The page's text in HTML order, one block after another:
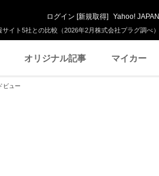
イト5社との比較（2026年2月株式会社プラグ調べ）
ログイン [新規取得] Yahoo! JAPAN
オリジナル記事 マイカー
ビュー